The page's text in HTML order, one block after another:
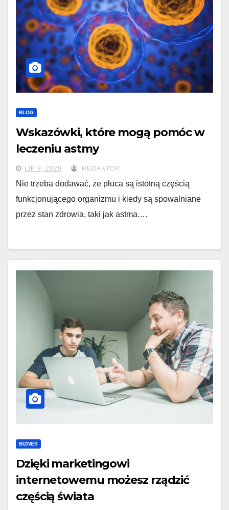
BLOG
Wskazówki, które mogą pomóc w
leczeniu astmy
LIP 9, 2020 REDAKTOR
Nie trzeba dodawać, że płuca są istotną częścią
funkcjonującego organizmu i kiedy są spowalniane
przez stan zdrowia, taki jak astma.…
BIZNES
Dzięki marketingowi
internetowemu możesz rządzić
częścią świata